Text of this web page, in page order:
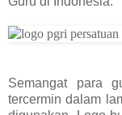
Semangat para
tercermin dalam